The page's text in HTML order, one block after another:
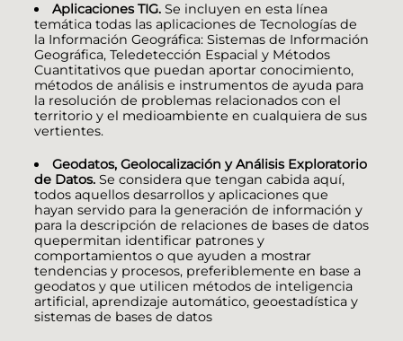
Aplicaciones TIG. Se incluyen en esta línea
temática todas las aplicaciones de Tecnologías de
la Información Geográfica: Sistemas de Información
Geográfica, Teledetección Espacial y Métodos
Cuantitativos que puedan aportar conocimiento,
métodos de análisis e instrumentos de ayuda para
la resolución de problemas relacionados con el
territorio y el medioambiente en cualquiera de sus
vertientes.
Geodatos, Geolocalización y Análisis Exploratorio
de Datos. Se considera que tengan cabida aquí,
todos aquellos desarrollos y aplicaciones que
hayan servido para la generación de información y
para la descripción de relaciones de bases de datos
quepermitan identificar patrones y
comportamientos o que ayuden a mostrar
tendencias y procesos, preferiblemente en base a
geodatos y que utilicen métodos de inteligencia
artificial, aprendizaje automático, geoestadística y
sistemas de bases de datos